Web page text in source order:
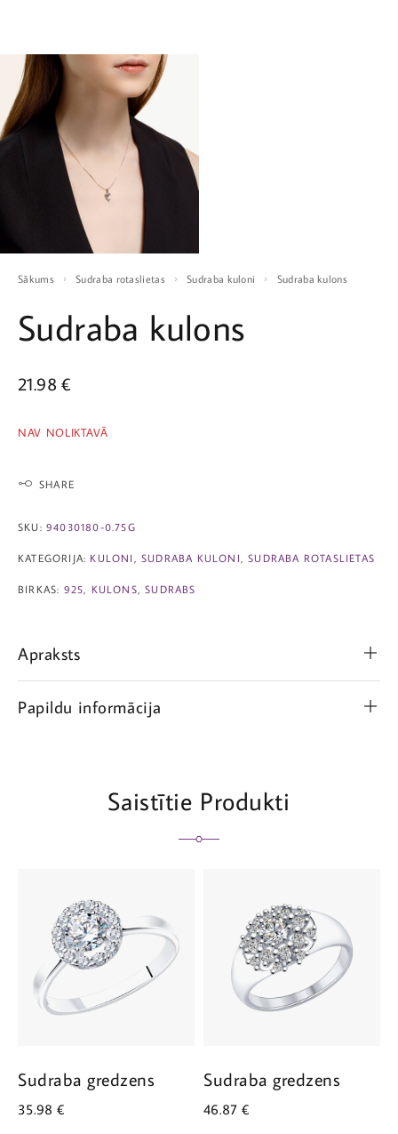
Sākums Sudraba rotaslietas Sudraba kuloni Sudraba kulons
Sudraba kulons
21.98€
NAV NOLIKTAVĀ
SHARE
SKU: 94030180-0.75G
KATEGORIJA: KULONI ,SUDRABA KULONI ,SUDRABA ROTASLIETAS
BIRKAS: 925 KULONS ,SUDRABS
Apraksts
Papildu informācija
Saistītie Produkti
Sudraba gredzens
35.98 €
Sudraba gredzens
46.87 €